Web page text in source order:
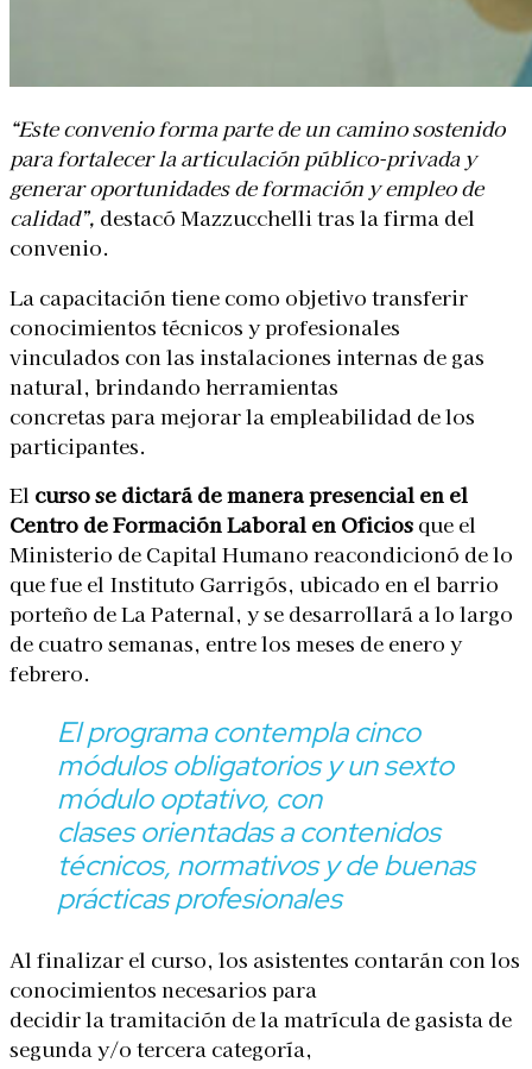
“Este convenio forma parte de un camino sostenido
para fortalecer la articulación público-privada y
generar oportunidades de formación y empleo de
calidad”, destacó Mazzucchelli tras la firma del
convenio.
La capacitación tiene como objetivo transferir
conocimientos técnicos y profesionales
vinculados con las instalaciones internas de gas
natural, brindando herramientas
concretas para mejorar la empleabilidad de los
participantes.
El curso se dictará de manera presencial en el
Centro de Formación Laboral en Oficios que el
Ministerio de Capital Humano reacondicionó de lo
que fue el Instituto Garrigós, ubicado en el barrio
porteño de La Paternal, y se desarrollará a lo largo
de cuatro semanas, entre los meses de enero y
febrero.
El programa contempla cinco
módulos obligatorios y un sexto
módulo optativo, con
clases orientadas a contenidos
técnicos, normativos y de buenas
prácticas profesionales
Al finalizar el curso, los asistentes contarán con los
conocimientos necesarios para
decidir la tramitación de la matrícula de gasista de
segunda y/o tercera categoría,